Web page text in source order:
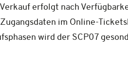
erfolgt nach
im Online-
wird der SCP07